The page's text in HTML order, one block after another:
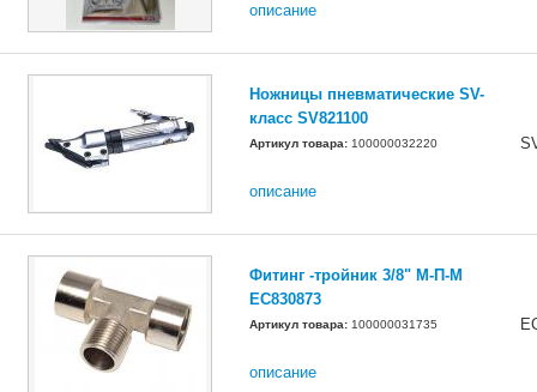
описание
Ножницы пневматические SV-
класс SV821100
Артикул товара: 100000032220
описание
Фитинг -тройник 3/8" М-П-М
EC830873
Артикул товара: 100000031735
описание